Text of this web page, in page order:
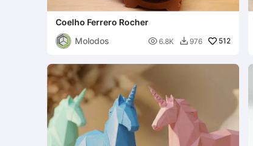
Coelho Ferrero Rocher
Molodos
 6.8K  976 512